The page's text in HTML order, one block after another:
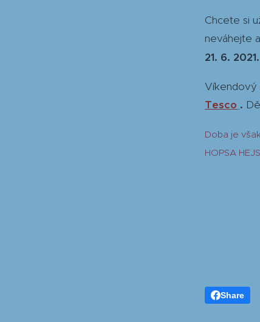
Chcete si
neváhejte
21. 6. 2021.
Víkendový
Tesco .
Doba je
HOPSA
Share